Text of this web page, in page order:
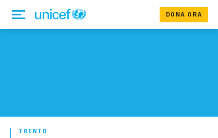
DONA ORA
TRENTO